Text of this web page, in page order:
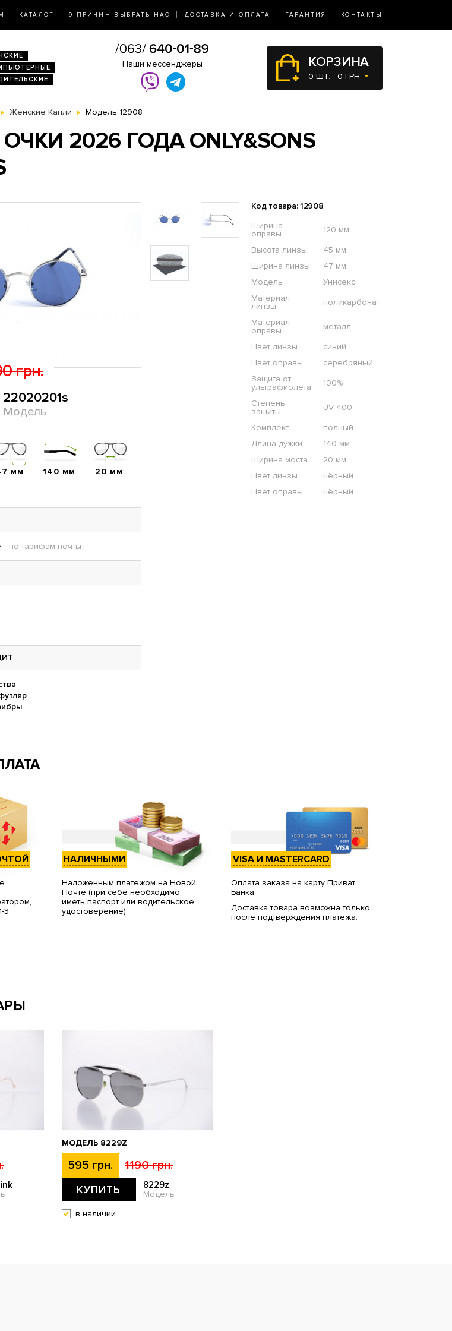
КАТАЛОГ 9 ПРИЧИН ВЫБРАТЬ НАС ДОСТАВКА И ОПЛАТА ГАРАНТИЯ КОНТАКТЫ
Наши мессенджеры КОРЗИНА
0 ШТ. - 0 ГРН.
Женские Капли Модель 12908
2026 ГОДА ONLY&SONS
грн.
22020201s
Модель
Код товара: 12908
Ширина
оправы
120 мм
Высота линзы
45 мм
Ширина линзы
47 мм
Модель
Унисекс
Материал
линзы
поликарбонат
Материал
оправы
металл
Цвет линзы
синий
Цвет оправы
серебряный
Защита от
ультрафиолета
100%
Степень
защиты
UV 400
Комплект
полный
Длина дужки
140 мм
Ширина моста
20 мм
Цвет линзы
чёрный
Цвет оправы
чёрный
мм 140 мм 20 мм
по тарифам почты
3
НАЛИЧНЫМИ
Наложенным платежом на Новой
Почте (при себе необходимо
иметь паспорт или водительское
удостоверение)
VISA И MASTERCARD
Оплата заказа на карту Приват
Банка.
Доставка товара возможна только
после подтверждения платежа.
МОДЕЛЬ 8229Z
595 грн. 1190 грн.
КУПИТЬ 8229z
Модель
в наличии